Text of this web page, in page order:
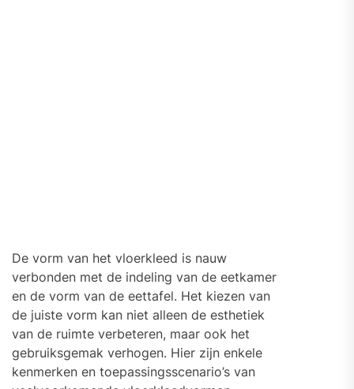
De vorm van het vloerkleed is nauw
verbonden met de indeling van de eetkamer
en de vorm van de eettafel. Het kiezen van
de juiste vorm kan niet alleen de esthetiek
van de ruimte verbeteren, maar ook het
gebruiksgemak verhogen. Hier zijn enkele
kenmerken en toepassingsscenario’s van